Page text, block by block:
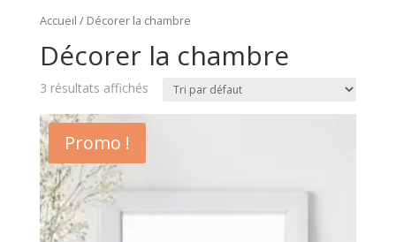
Accueil / Décorer la chambre
Décorer la chambre
3 résultats affichés
Promo !